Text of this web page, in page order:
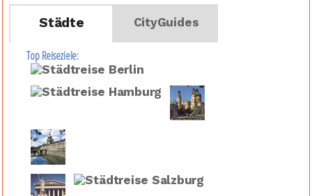
Städte
CityGuides
Top Reiseziele: